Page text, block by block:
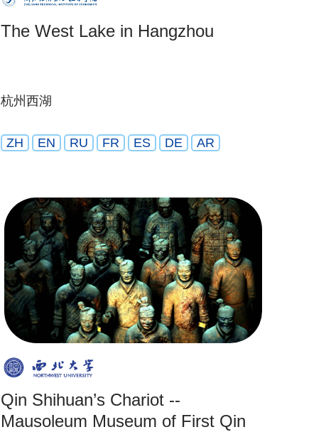
The West Lake in Hangzhou
杭州西湖
ZH EN RU FR ES DE AR
Qin Shihuan’s Chariot --
Mausoleum Museum of First Qin